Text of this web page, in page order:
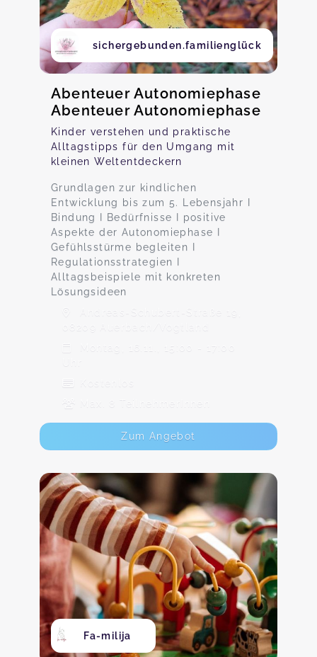
sichergebunden.familienglück
Abenteuer Autonomiephase
Abenteuer Autonomiephase
Kinder verstehen und praktische
Alltagstipps für den Umgang mit
kleinen Weltentdeckern
Grundlagen zur kindlichen
Entwicklung bis zum 5. Lebensjahr I
Bindung I Bedürfnisse I positive
Aspekte der Autonomiephase I
Gefühlsstürme begleiten I
Regulationsstrategien I
Alltagsbeispiele mit konkreten
Lösungsideen
Andreas-Schubert-Straße 19,
08209 Auerbach/Vogtland
Montag, 16.11., 15:00 - 17:00
Max. 8 TeilnehmerInnen
Zum Angebot
Fa-milija